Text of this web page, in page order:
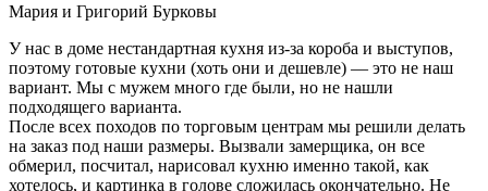
Мария и Григорий Бурковы
У нас в доме нестандартная кухня из-за короба и выступов,
поэтому готовые кухни (хоть они и дешевле) — это не наш
вариант. Мы с мужем много где были, но не нашли
подходящего варианта.
После всех походов по торговым центрам мы решили делать
на заказ под наши размеры. Вызвали замерщика, он все
обмерил, посчитал, нарисовал кухню именно такой, как
хотелось, и картинка в голове сложилась окончательно. Не